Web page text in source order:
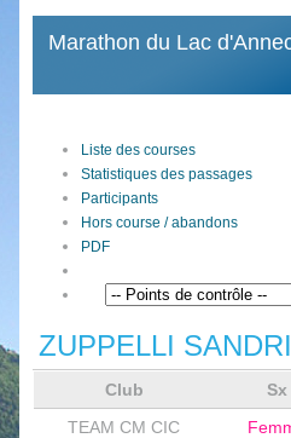
Marathon du Lac
Liste des courses
Statistiques des passages
Participants
Hors course / abandons
PDF
ZUPPELLI
Club Sx
TEAM CM CIC